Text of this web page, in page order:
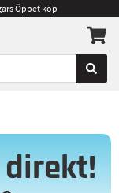
Öppet köp